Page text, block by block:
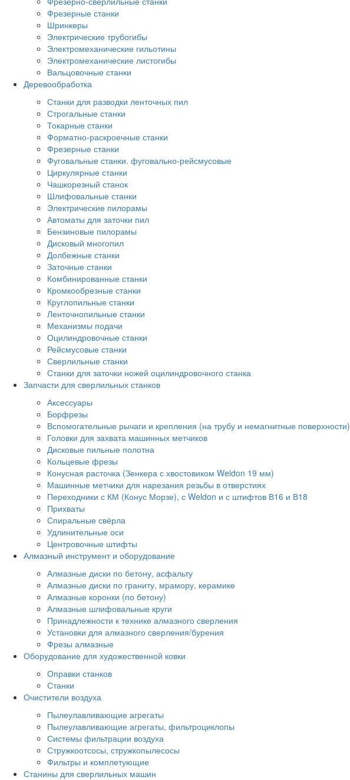
Фрезерные станки
Шринкеры
Электрические трубогибы
Электромеханические гильотины
Электромеханические листогибы
Вальцовочные станки
Деревообработка
Станки для разводки ленточных пил
Строгальные станки
Токарные станки
Форматно-раскроечные станки
Фрезерные станки
Фуговальные станки. фуговально-рейсмусовые
Циркулярные станки
Чашкорезный станок
Шлифовальные станки
Электрические пилорамы
Автоматы для заточки пил
Бензиновые пилорамы
Дисковый многопил
Долбежные станки
Заточные станки
Комбинированные станки
Кромкообрезные станки
Круглопильные станки
Ленточнопильные станки
Механизмы подачи
Оцилиндровочные станки
Рейсмусовые станки
Сверлильные станки
Станки для заточки ножей оцилиндровочного станка
Запчасти для сверлильных станков
Аксессуары
Борфрезы
Вспомогательные рычаги и крепления (на трубу и немагнитные поверхности)
Головки для захвата машинных метчиков
Дисковые пильные полотна
Кольцевые фрезы
Конусная расточка (Зенкера с хвостовиком Weldon 19 мм)
Машинные метчики для нарезания резьбы в отверстиях
Переходники с КМ (Конус Морзе), с Weldon и с штифтов В16 и В18
Прихваты
Спиральные свёрла
Удлинительные оси
Центровочные штифты
Алмазный инструмент и оборудование
Алмазные диски по бетону, асфальту
Алмазные диски по граниту, мрамору, керамике
Алмазные коронки (по бетону)
Алмазные шлифовальные круги
Принадлежности к технике алмазного сверления
Установки для алмазного сверления/бурения
Фрезы алмазные
Оборудование для художественной ковки
Оправки станков
Станки
Очистители воздуха
Пылеулавливающие агрегаты
Пылеулавливающие агрегаты, фильтроциклопы
Системы фильтрации воздуха
Стружкоотсосы, стружкопылесосы
Фильтры и комплетующие
Станины для сверлильных машин